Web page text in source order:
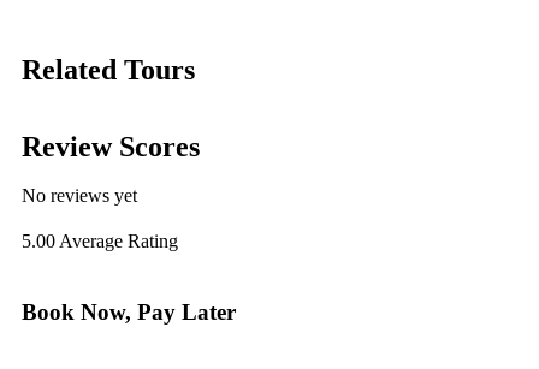
Related Tours
Review Scores
No reviews yet
5.00 Average Rating
Book Now, Pay Later